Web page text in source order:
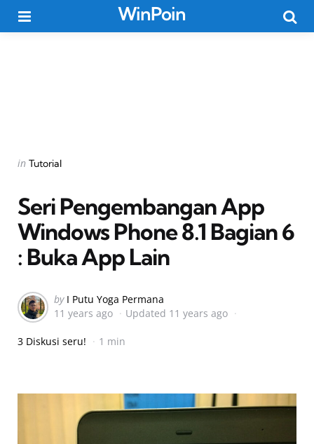
WinPoin
Categories
Posted
in Tutorial
Seri Pengembangan App
Windows Phone 8.1 Bagian 6
: Buka App Lain
Posted
by
by I Putu Yoga Permana
11 years ago
Updated 11 years ago
3 Diskusi seru! 1 min